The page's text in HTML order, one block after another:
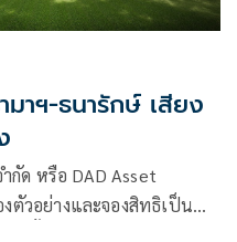
าฯ-ธนารักษ์ เสียง
ด หรือ DAD Asset
ตัวอย่างและจองสิทธิเป็น